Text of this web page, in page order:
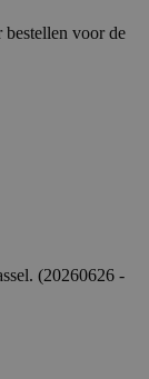
voor de
(20260626 -